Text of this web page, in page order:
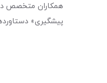
همکاران متخصص
پیشگیری»